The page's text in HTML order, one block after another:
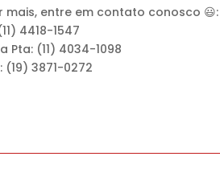
mais, entre em contato conosco 😃:
4418-1547
Pta: (11) 4034-1098
(19) 3871-0272